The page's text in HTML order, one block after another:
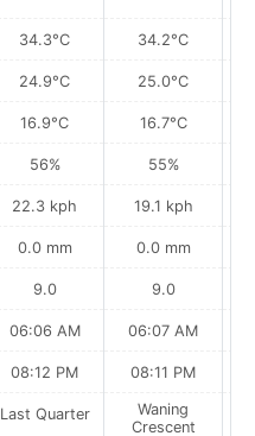
34.3°C
24.9°C
16.9°C
56%
22.3 kph
0.0 mm
9.0
06:06 AM
08:12 PM
Last Quarter
34.2°C
25.0°C
16.7°C
55%
19.1 kph
0.0 mm
9.0
06:07 AM
08:11 PM
Waning
Crescent